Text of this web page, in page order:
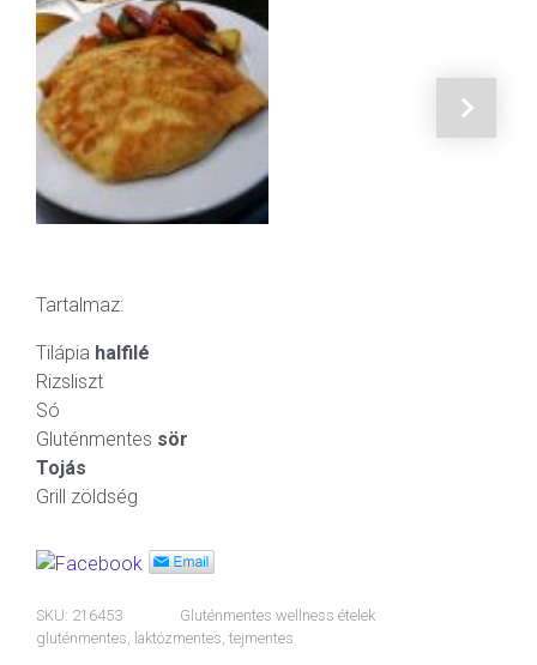
Tartalmaz:
Tilápia halfilé
Rizsliszt
Só
Gluténmentes sör
Tojás
Grill zöldség
SKU: 216453
Gluténmentes wellness ételek
gluténmentes, laktózmentes, tejmentes